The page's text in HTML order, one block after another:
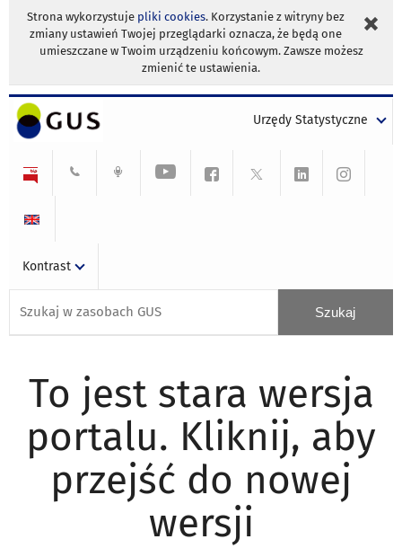
Strona wykorzystuje pliki cookies. Korzystanie z witryny bez
zmiany ustawień Twojej przeglądarki oznacza, że będą one
umieszczane w Twoim urządzeniu końcowym. Zawsze możesz
zmienić te ustawienia.
Urzędy Statystyczne
Kontrast
To jest stara wersja
portalu. Kliknij, aby
przejść do nowej
wersji